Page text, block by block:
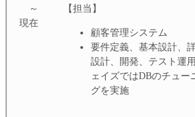
～
現在
【担当】
顧客管理システム
要件定義、基本設計、
設計、開発、テスト運
ェイズではDBのチュー
グを実施